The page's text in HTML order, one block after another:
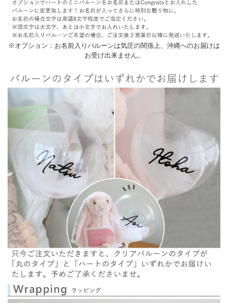
※オプション：お名前入りバルーンは気圧の関係上、沖縄へのお届けは
お受け出来ません。